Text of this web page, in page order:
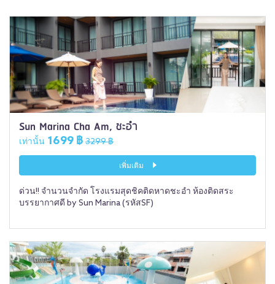
Sun Marina Cha Am, ชะอำ
เท่านั้น 1699 ฿ 3299 ฿
เพิ่มเติม
ด่วน!! จำนวนจำกัด โรงแรมสุดชิคติดหาดชะอำ ห้องติดสระ
บรรยากาศดี by Sun Marina (รหัสSF)